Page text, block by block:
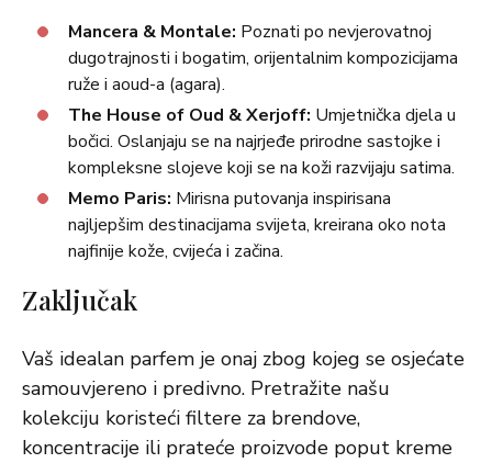
Mancera & Montale: Poznati po nevjerovatnoj
dugotrajnosti i bogatim, orijentalnim kompozicijama
ruže i aoud-a (agara).
The House of Oud & Xerjoff: Umjetnička djela u
bočici. Oslanjaju se na najrjeđe prirodne sastojke i
kompleksne slojeve koji se na koži razvijaju satima.
Memo Paris: Mirisna putovanja inspirisana
najljepšim destinacijama svijeta, kreirana oko nota
najfinije kože, cvijeća i začina.
Zaključak
Vaš idealan parfem je onaj zbog kojeg se osjećate
samouvjereno i predivno. Pretražite našu
kolekciju koristeći filtere za brendove,
koncentracije ili prateće proizvode poput kreme